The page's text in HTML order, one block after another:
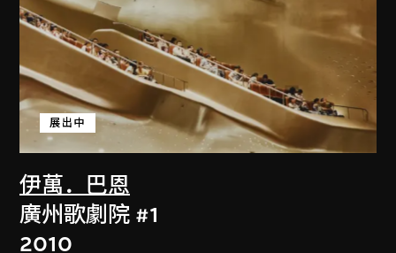
伊萬．巴恩
展出中
廣州歌劇院 #1
2010